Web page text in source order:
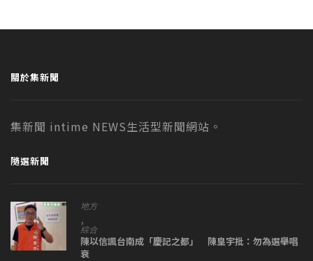
關於集新聞
集新聞 intime NEWS生活型新聞網站。
隨選新聞
地方
,
綜合
陳以信諷台南成「慶記之都」 陳皇宇批：勿為選舉唱
衰